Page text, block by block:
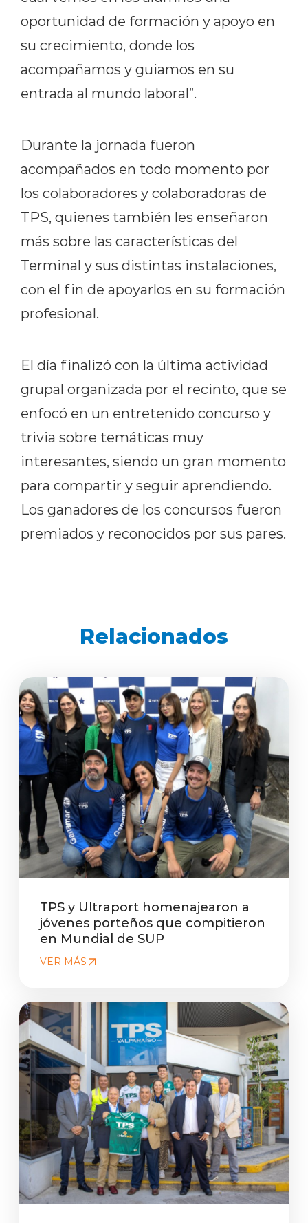
oportunidad de formación y apoyo en
su crecimiento, donde los
acompañamos y guiamos en su
entrada al mundo laboral”.
Durante la jornada fueron
acompañados en todo momento por
los colaboradores y colaboradoras de
TPS, quienes también les enseñaron
más sobre las características del
Terminal y sus distintas instalaciones,
con el fin de apoyarlos en su formación
profesional.
El día finalizó con la última actividad
grupal organizada por el recinto, que se
enfocó en un entretenido concurso y
trivia sobre temáticas muy
interesantes, siendo un gran momento
para compartir y seguir aprendiendo.
Los ganadores de los concursos fueron
premiados y reconocidos por sus pares.
Relacionados
TPS y Ultraport homenajearon a
jóvenes porteños que compitieron
en Mundial de SUP
VER MÁS